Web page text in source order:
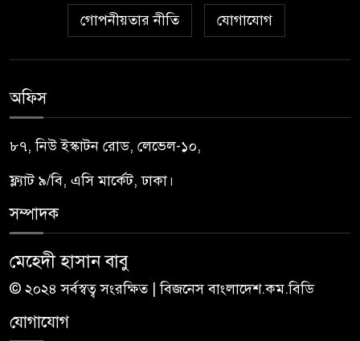
গোপনীয়তার নীতি যোগাযোগ
অফিস
৮৭, নিউ ইস্কাটন রোড, লেভেল-১০,
ফ্ল্যাট ৯/বি, এসি মার্কেট, ঢাকা।
সম্পাদক
মেহেদী হাসান বাবু
© ২০২৪ সর্বস্বত্ব সংরক্ষিত | বিজনেস বাংলাদেশ.কম.বিডি
যোগাযোগ